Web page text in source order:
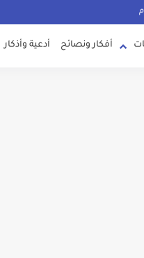
أفكار ونصائح أدعية وأذكار